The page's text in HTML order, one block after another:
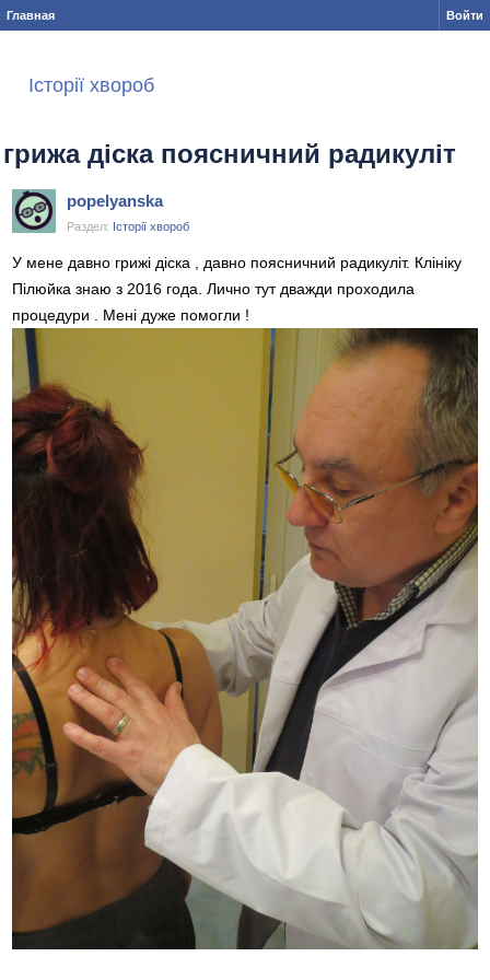
Главная Войти
Історії хвороб
грижа діска поясничний радикуліт
popelyanska
Раздел: Історії хвороб
У мене давно грижі діска , давно поясничний радикуліт. Клініку
Пілюйка знаю з 2016 года. Лично тут дважди проходила
процедури . Мені дуже помогли !